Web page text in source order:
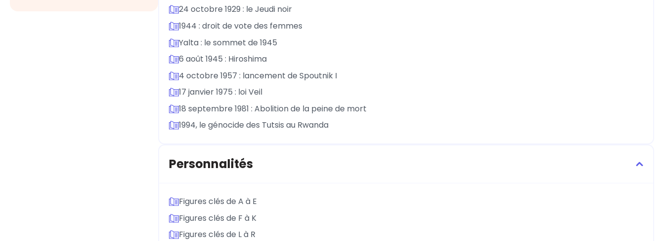
24 octobre 1929 : le Jeudi noir
1944 : droit de vote des femmes
Yalta : le sommet de 1945
6 août 1945 : Hiroshima
4 octobre 1957 : lancement de Spoutnik I
17 janvier 1975 : loi Veil
18 septembre 1981 : Abolition de la peine de mort
1994, le génocide des Tutsis au Rwanda
Personnalités
Figures clés de A à E
Figures clés de F à K
Figures clés de L à R